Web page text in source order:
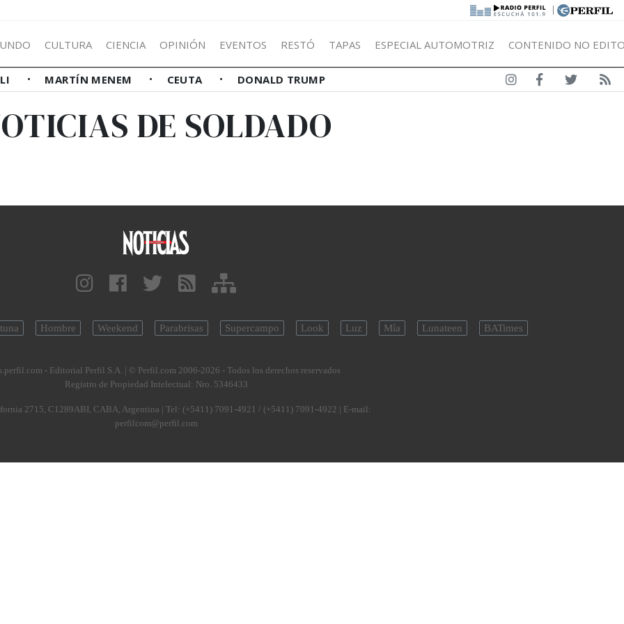
|
CULTURA CIENCIA OPINIÓN EVENTOS RESTÓ TAPAS ESPECIAL AUTOMOTRIZ CONTENIDO NO
MARTÍN MENEM CEUTA DONALD TRUMP
DE SOLDADO
Hombre Weekend Parabrisas Supercampo Look Luz Mía Lunateen BATimes
- Editorial Perfil S.A. | © Perfil.com 2006-2026 - Todos los derechos reservados
Registro de Propiedad Intelectual: Nro. 5346433
2715, C1289ABI, CABA, Argentina | Tel: (+5411) 7091-4921 / (+5411) 7091-4922 | E-mail:
perfilcom@perfil.com